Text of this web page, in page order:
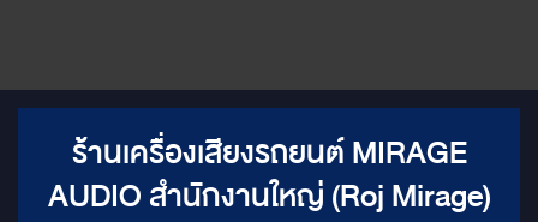
ร้านเครื่องเสียงรถยนต์ MIRAGE
AUDIO สำนักงานใหญ่ (Roj Mirage)